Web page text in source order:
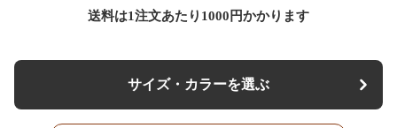
送料は1注文あたり 1000 円かかります
サイズ・カラーを選ぶ